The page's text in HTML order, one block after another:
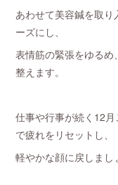
あわせて美容鍼を取
ーズにし、
表情筋の緊張をゆるめ
整えます。
仕事や行事が続く12
で疲れをリセットし、
軽やかな顔に戻しまし